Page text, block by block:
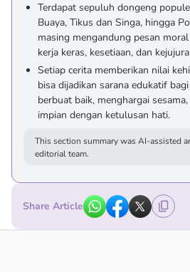
Terdapat sepuluh dongeng
Buaya, Tikus dan Singa, hingga
masing mengandung pesan
kerja keras, kesetiaan, dan
Setiap cerita memberikan nilai
bisa dijadikan sarana edukatif
berbuat baik, menghargai
impian dengan ketulusan hati.
This section summary was AI-assisted
editorial team.
Share Article